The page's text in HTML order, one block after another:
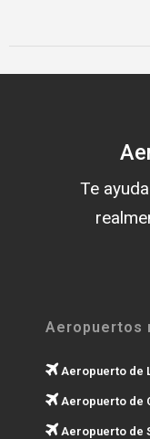
Te
Aeropuertos
Aeropuerto de
Aeropuerto de
Aeropuerto de